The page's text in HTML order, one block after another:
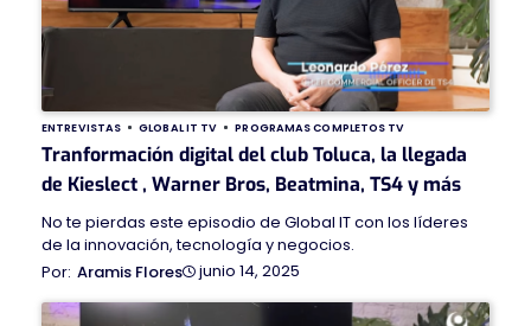
ENTREVISTAS GLOBAL IT TV PROGRAMAS COMPLETOS TV
Tranformación digital del club Toluca, la llegada
de Kieslect , Warner Bros, Beatmina, TS4 y más
No te pierdas este episodio de Global IT con los líderes
de la innovación, tecnología y negocios.
Aramis Flores
junio 14, 2025